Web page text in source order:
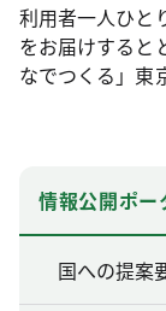
利用者一人ひと
をお届けすると
なでつくる」東
情報公開ポー
国への提案